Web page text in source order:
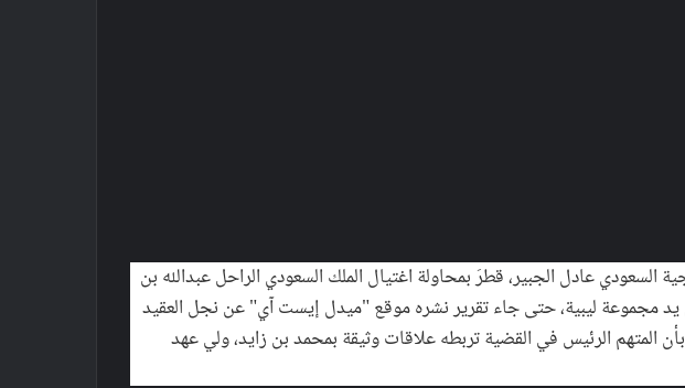
السعودي عادل الجبير، قطرَ بمحاولة اغتيال الملك السعودي الراحل عبدالله بن
يد مجموعة ليبية، حتى جاء تقرير نشره موقع "ميدل إيست آي" عن نجل العقيد
المتهم الرئيس في القضية تربطه علاقات وثيقة بمحمد بن زايد، ولي عهد